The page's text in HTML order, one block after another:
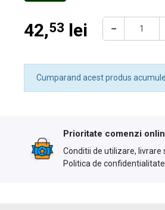
42,53 lei −
Cumparand acest produs
Prioritate comenzi
Conditii de utilizare, livrare
Politica de confidentialitate